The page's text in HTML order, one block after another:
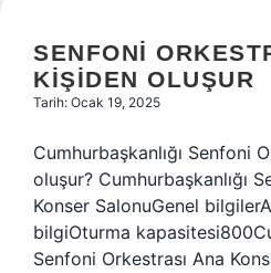
SENFONI
KIŞIDEN OLUŞUR
Tarih: Ocak 19, 2025
Cumhurbaşkanlığı Senfoni
oluşur? Cumhurbaşkanlığı
Konser SalonuGenel
bilgiOturma
Senfoni Orkestrası Ana